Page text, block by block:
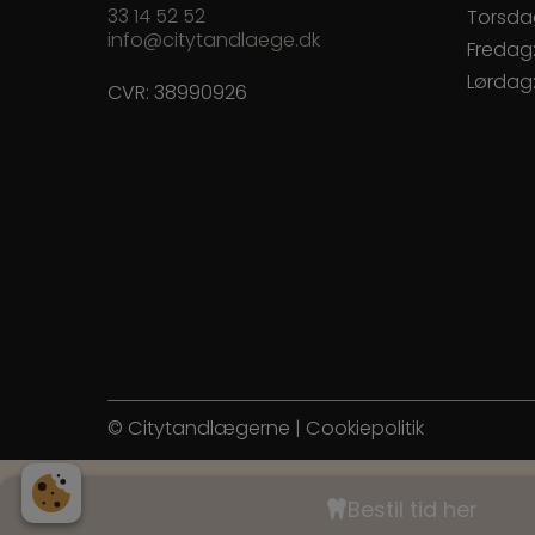
33 14 52 52
info@citytandlaege.dk
CVR: 38990926
Fredag:
Lørdag:
© Citytandlægerne | Cookiepolitik
Bestil tid her